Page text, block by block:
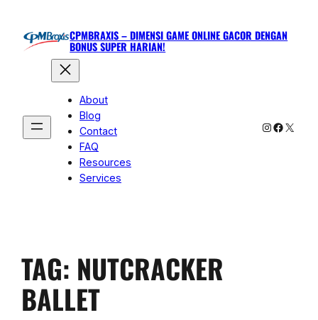
CPMBRAXIS – DIMENSI GAME ONLINE GACOR DENGAN
BONUS SUPER HARIAN!
About
Blog
Contact
FAQ
Resources
Services
Instagram
X
TAG: NUTCRACKER
BALLET